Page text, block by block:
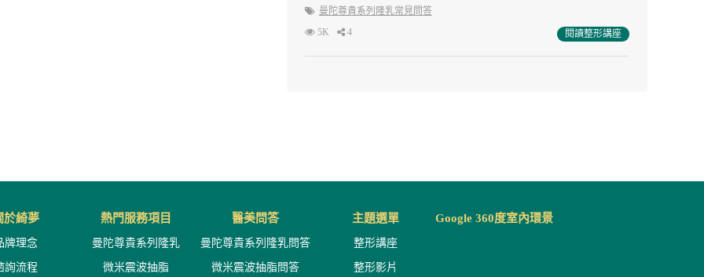
曼陀尊貴系列隆乳常見問答
5K
4 閱讀整形講座
於綺夢
牌理念
詢流程
熱門服務項目
曼陀尊貴系列隆乳
微米震波抽脂
醫美問答
曼陀尊貴系列隆乳問答
微米震波抽脂問答
主題選單
整形講座
整形影片
Google 360度室內環景